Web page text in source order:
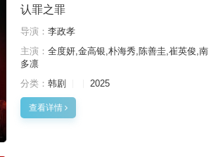
认罪之罪
导演： 李政孝
主演： 全度妍,金高银,朴海秀,陈善圭,崔英俊,南
多凛
分类： 韩剧 2025
查看详情